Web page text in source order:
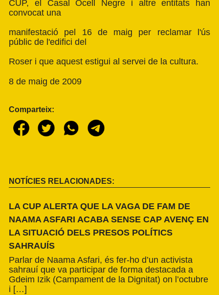
CUP, el Casal Ocell Negre i altre entitats han
convocat una
manifestació pel 16 de maig per reclamar l'ús
públic de l'edifici del
Roser i que aquest estigui al servei de la cultura.
8 de maig de 2009
Comparteix:
NOTÍCIES RELACIONADES:
LA CUP ALERTA QUE LA VAGA DE FAM DE
NAAMA ASFARI ACABA SENSE CAP AVENÇ EN
LA SITUACIÓ DELS PRESOS POLÍTICS
SAHRAUÍS
Parlar de Naama Asfari, és fer-ho d’un activista
sahrauí que va participar de forma destacada a
Gdeim Izik (Campament de la Dignitat) on l’octubre
i […]